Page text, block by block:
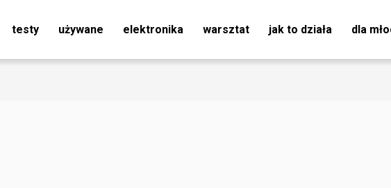
testy używane elektronika warsztat jak to działa dla